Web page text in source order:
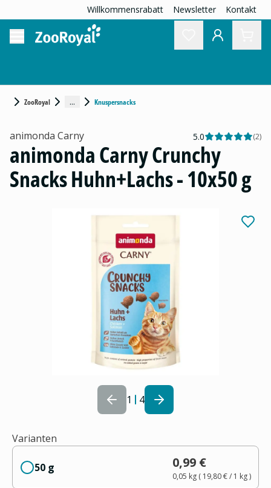
Willkommensrabatt Newsletter Kontakt
ZooRoyal ... Knuspersnacks
1 4
animonda Carny 5.0 (2)
animonda Carny Crunchy
Snacks Huhn+Lachs - 10x50 g
Varianten
50 g 0,99 €
0,05 kg( 19,80 €/ 1 kg)